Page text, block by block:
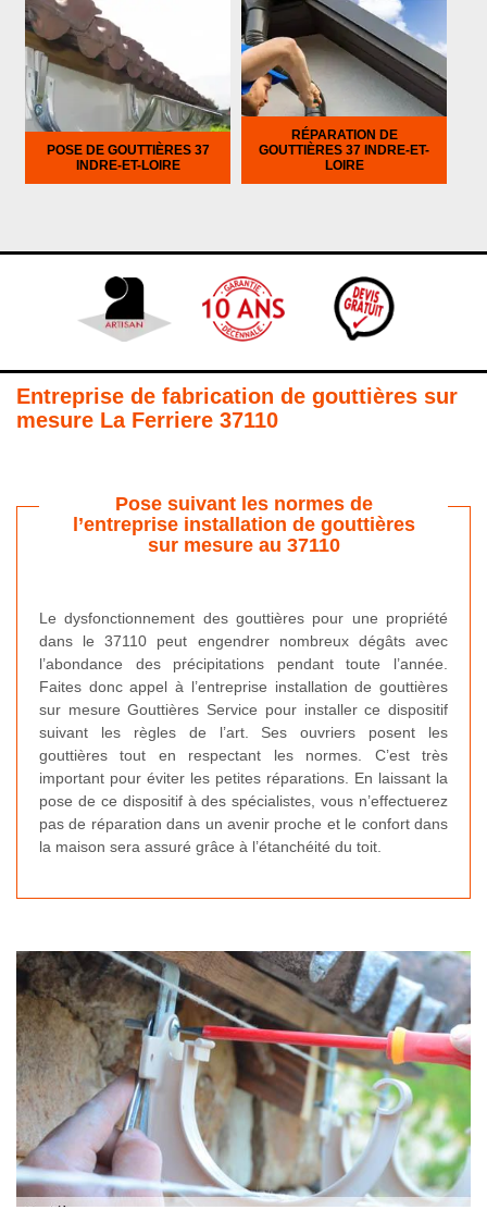
POSE DE GOUTTIÈRES 37
INDRE-ET-LOIRE
RÉPARATION DE
GOUTTIÈRES 37 INDRE-ET-
LOIRE
Entreprise de fabrication de gouttières sur
mesure La Ferriere 37110
Pose suivant les normes de
l’entreprise installation de gouttières
sur mesure au 37110
Le dysfonctionnement des gouttières pour une propriété
dans le 37110 peut engendrer nombreux dégâts avec
l’abondance des précipitations pendant toute l’année.
Faites donc appel à l’entreprise installation de gouttières
sur mesure Gouttières Service pour installer ce dispositif
suivant les règles de l’art. Ses ouvriers posent les
gouttières tout en respectant les normes. C’est très
important pour éviter les petites réparations. En laissant la
pose de ce dispositif à des spécialistes, vous n’effectuerez
pas de réparation dans un avenir proche et le confort dans
la maison sera assuré grâce à l’étanchéité du toit.